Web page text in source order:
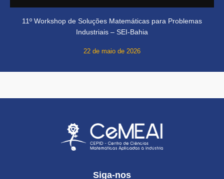
11º Workshop de Soluções Matemáticas para Problemas
Industriais – SEI-Bahia
22 de maio de 2026
Siga-nos